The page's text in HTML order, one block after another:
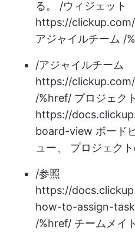
る。 /ウィジェット
https://
アジャイルチーム /
/アジャイルチーム
https://
/%href/ プロジェク
https://
board-view ボード
ュー、
プロジェク
/参照
https://
how-to-assign-
/%href/ チームメイ